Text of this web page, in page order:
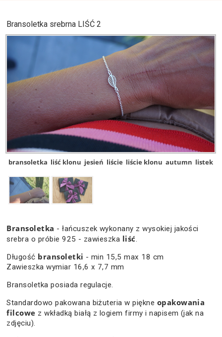
Bransoletka srebrna LIŚĆ 2
bransoletka liść klonu jesień liście liście klonu autumn listek
Bransoletka - łańcuszek wykonany z wysokiej jakości
srebra o próbie 925 - zawieszka liść.
Długość bransoletki - min 15,5 max 18 cm
Zawieszka wymiar 16,6 x 7,7 mm
Bransoletka posiada regulacje.
Standardowo pakowana biżuteria w piękne opakowania
filcowe z wkładką białą z logiem firmy i napisem (jak na
zdjęciu).